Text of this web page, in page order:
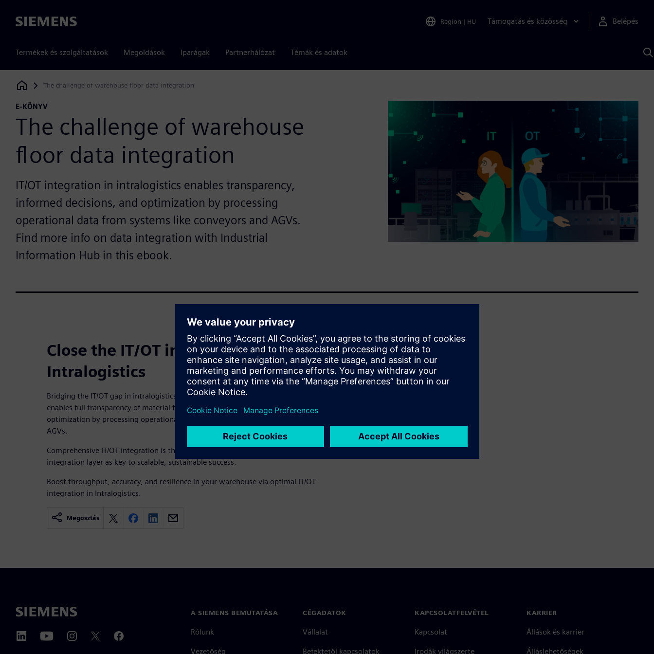
Siemens Region | HU Támogatás és közösség Belépés
Termékek és szolgáltatások Megoldások Iparágak Partnerhálózat Témák és adatok
Siemens Digital Industries Software
The challenge of warehouse floor data integration
E-KÖNYV
The challenge of warehouse
floor data integration
IT/OT integration in intralogistics enables transparency,
informed decisions, and optimization by processing
operational data from systems like conveyors and AGVs.
Find more info on data integration with Industrial
Information Hub in this ebook.
Close the IT/OT integration gap in
Intralogistics
Bridging the IT/OT gap in intralogistics is crucial for smart warehouses. It
enables full transparency of material flows, informed decisions, and continuous
optimization by processing operational data from systems like conveyors and
AGVs.
Comprehensive IT/OT integration is the real game-changer with a strong data
integration layer as key to scalable, sustainable success.
Boost throughput, accuracy, and resilience in your warehouse via optimal IT/OT
integration in Intralogistics.
Megosztás
A SIEMENS BEMUTATÁSA
Rólunk
Vezetőség
CÉGADATOK
Vállalat
Befektetői kapcsolatok
KAPCSOLATFELVÉTEL
Kapcsolat
Irodák világszerte
KARRIER
Állások és karrier
Álláslehetőségek